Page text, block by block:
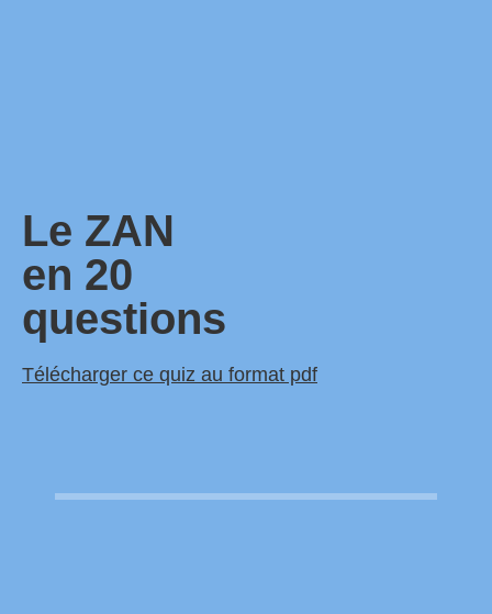
Le ZAN
en 20
questions
Télécharger ce quiz au format pdf